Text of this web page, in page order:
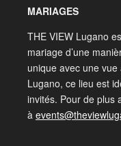
MARIAGES
THE VIEW Lugano
mariage d’une
unique avec une
Lugano, ce lieu est
invités. Pour de plus
à